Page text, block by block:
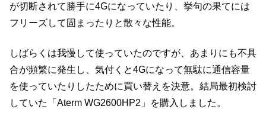
が切断されて勝手に4Gになっていたり、挙句の果てには
フリーズして固まったりと散々な性能。
しばらくは我慢して使っていたのですが、あまりにも不具
合が頻繁に発生し、気付くと4Gになって無駄に通信容量
を使っていたりしたために買い替えを決意。結局最初検討
していた「Aterm WG2600HP2」を購入しました。